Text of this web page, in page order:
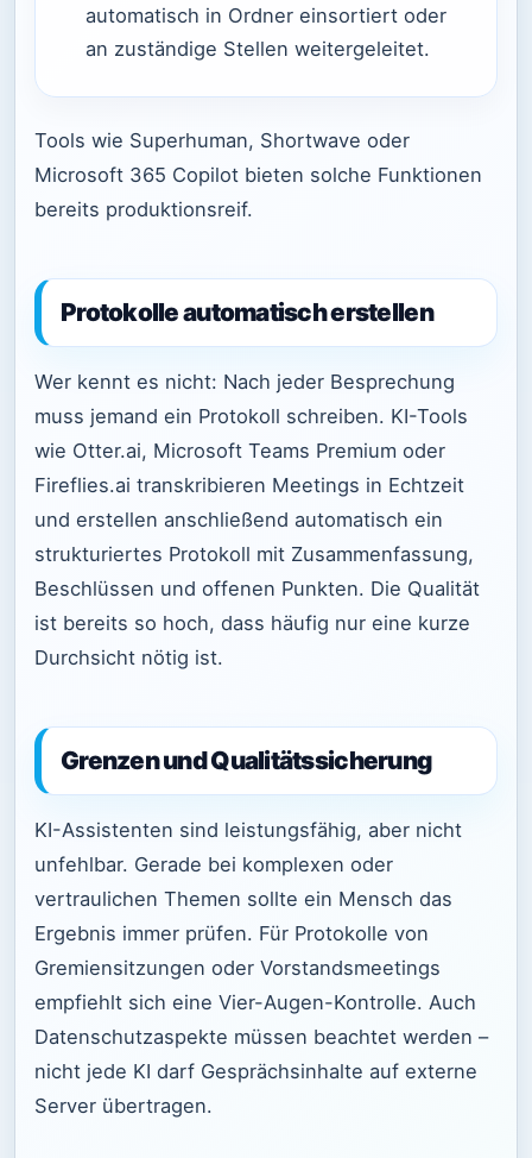
automatisch in Ordner einsortiert oder
an zuständige Stellen weitergeleitet.
Tools wie Superhuman, Shortwave oder
Microsoft 365 Copilot bieten solche Funktionen
bereits produktionsreif.
Protokolle automatisch erstellen
Wer kennt es nicht: Nach jeder Besprechung
muss jemand ein Protokoll schreiben. KI-Tools
wie Otter.ai, Microsoft Teams Premium oder
Fireflies.ai transkribieren Meetings in Echtzeit
und erstellen anschließend automatisch ein
strukturiertes Protokoll mit Zusammenfassung,
Beschlüssen und offenen Punkten. Die Qualität
ist bereits so hoch, dass häufig nur eine kurze
Durchsicht nötig ist.
Grenzen und Qualitätssicherung
KI-Assistenten sind leistungsfähig, aber nicht
unfehlbar. Gerade bei komplexen oder
vertraulichen Themen sollte ein Mensch das
Ergebnis immer prüfen. Für Protokolle von
Gremiensitzungen oder Vorstandsmeetings
empfiehlt sich eine Vier-Augen-Kontrolle. Auch
Datenschutzaspekte müssen beachtet werden –
nicht jede KI darf Gesprächsinhalte auf externe
Server übertragen.